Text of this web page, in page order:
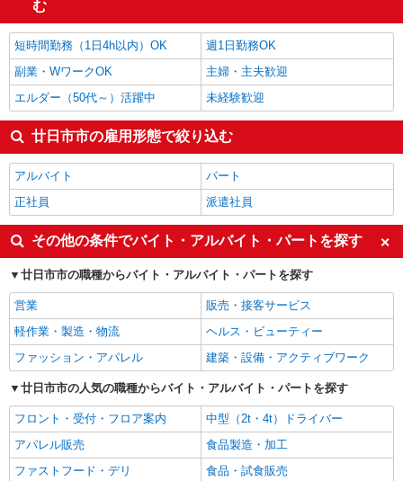
コンビニ・スーパー
廿日市市の他の職種の平均時給を見る
む
短時間勤務（1日4h以内）OK
週1日勤務OK
副業・WワークOK
主婦・主夫歓迎
エルダー（50代～）活躍中
未経験歓迎
廿日市市の雇用形態で絞り込む
アルバイト
パート
正社員
派遣社員
その他の条件でバイト・アルバイト・パートを探す
廿日市市の職種からバイト・アルバイト・パートを探す
営業
販売・接客サービス
軽作業・製造・物流
ヘルス・ビューティー
ファッション・アパレル
建築・設備・アクティブワーク
廿日市市の人気の職種からバイト・アルバイト・パートを探す
フロント・受付・フロア案内
中型（2t・4t）ドライバー
アパレル販売
食品製造・加工
ファストフード・デリ
食品・試食販売